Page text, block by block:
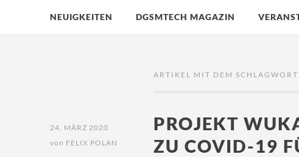
NEUIGKEITEN DGSMTECH MAGAZIN
ARTIKEL MIT DEM SCHLAGWORT
24. MÄRZ 2020
von FELIX POLAN
PROJEKT
ZU COVID-19